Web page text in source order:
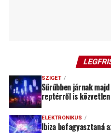
SZIGET
Sűrűbben járnak
reptérről is
ELEKTRONIKUS
Ibiza befagyasztaná